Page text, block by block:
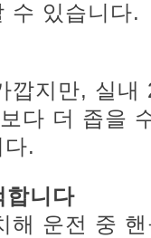
수 있습니다.
깝지만, 실내
다 더 좁을
.
합니다
해 운전 중